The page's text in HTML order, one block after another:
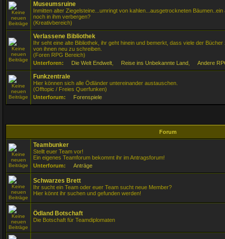
Museumsruine
Inmitten alter Ziegelsteine...umringt von kahlen...ausgetrockneten
noch in ihm verbergen?
(Kreativbereich)
Verlassene Bibliothek
Ihr seht eine alte Bibliothek, ihr geht hinein und bemerkt, dass viele der
von ihnen neu zu schreiben.
(Foren RPG Bereich)
Unterforen:
Die Welt Endwelt Reise ins Unbekannte Land Andere
Funkzentrale
Hier können sich alle Ödländer untereinander austauschen.
(Offtopic / Freies Querfunken)
Unterforum:
Forenspiele
Forum
Teambunker
Stellt euer Team vor!
Ein eigenes Teamforum bekommt ihr im Antragsforum!
Unterforum:
Anträge
Schwarzes Brett
Ihr sucht ein Team oder euer Team sucht neue Member?
Hier könnt ihr suchen und gefunden werden!
Ödland Botschaft
Die Botschaft für Teamdiplomaten